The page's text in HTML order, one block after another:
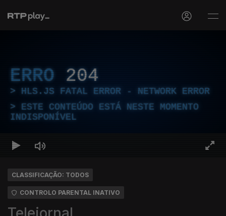
ERRO 204
HLS.JS FATAL ERROR - NETWORK ERROR
ESTE CONTEÚDO ESTÁ NESTE MOMENTO
INDISPONÍVEL
CLASSIFICAÇÃO: TODOS
CONTROLO PARENTAL INATIVO